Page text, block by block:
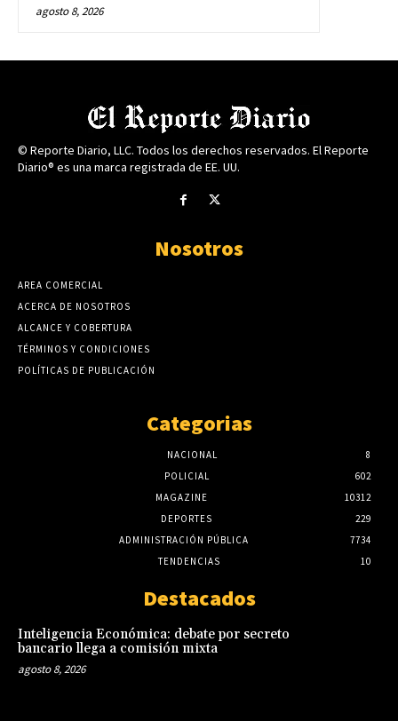
agosto 8, 2026
© Reporte Diario, LLC. Todos los derechos reservados. El Reporte
Diario® es una marca registrada de EE. UU.
Nosotros
AREA COMERCIAL
ACERCA DE NOSOTROS
ALCANCE Y COBERTURA
TÉRMINOS Y CONDICIONES
POLÍTICAS DE PUBLICACIÓN
Categorias
NACIONAL
8
POLICIAL
602
MAGAZINE
10312
DEPORTES
229
ADMINISTRACIÓN PÚBLICA
7734
TENDENCIAS
10
Destacados
Inteligencia Económica: debate por secreto
bancario llega a comisión mixta
agosto 8, 2026